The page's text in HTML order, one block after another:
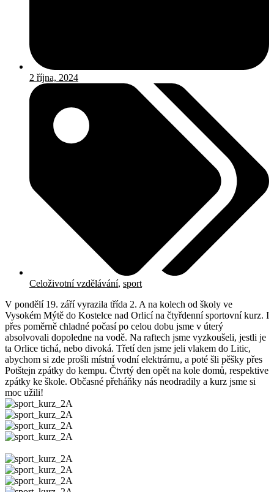
2 října, 2024
Celoživotní vzdělávání, sport
V pondělí 19. září vyrazila třída 2. A na kolech od školy ve
Vysokém Mýtě do Kostelce nad Orlicí na čtyřdenní sportovní kurz. I
přes poměrně chladné počasí po celou dobu jsme v úterý
absolvovali dopoledne na vodě. Na raftech jsme vyzkoušeli, jestli je
ta Orlice tichá, nebo divoká. Třetí den jsme jeli vlakem do Litic,
abychom si zde prošli místní vodní elektrárnu, a poté šli pěšky přes
Potštejn zpátky do kempu. Čtvrtý den opět na kole domů, respektive
zpátky ke škole. Občasné přeháňky nás neodradily a kurz jsme si
moc užili!